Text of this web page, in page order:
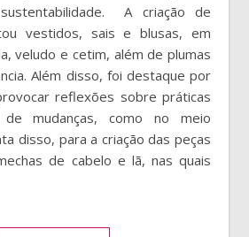
A criação de
vestidos, sais e blusas, em
veludo e cetim, além de plumas
Além disso, foi destaque por
reflexões sobre práticas
de mudanças, como no meio
disso, para a criação das peças
de cabelo e lã, nas quais